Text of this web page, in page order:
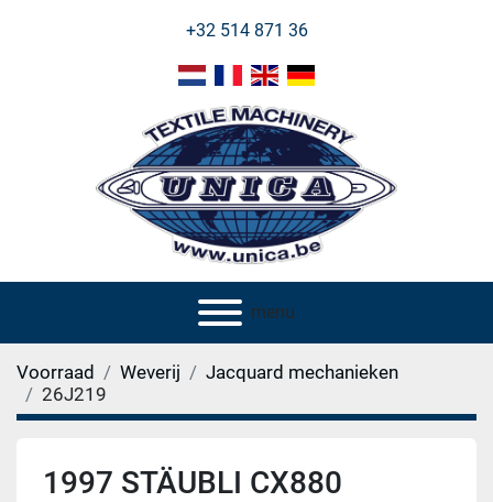
+32 514 871 36
menu
Voorraad Weverij
Jacquard mechanieken
26J219
1997 STÄUBLI CX880